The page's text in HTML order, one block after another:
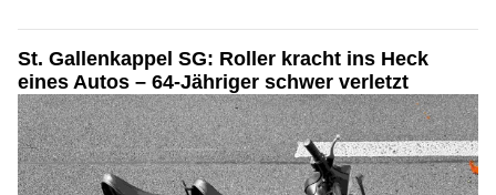
St. Gallenkappel SG: Roller kracht ins Heck
eines Autos – 64-Jähriger schwer verletzt